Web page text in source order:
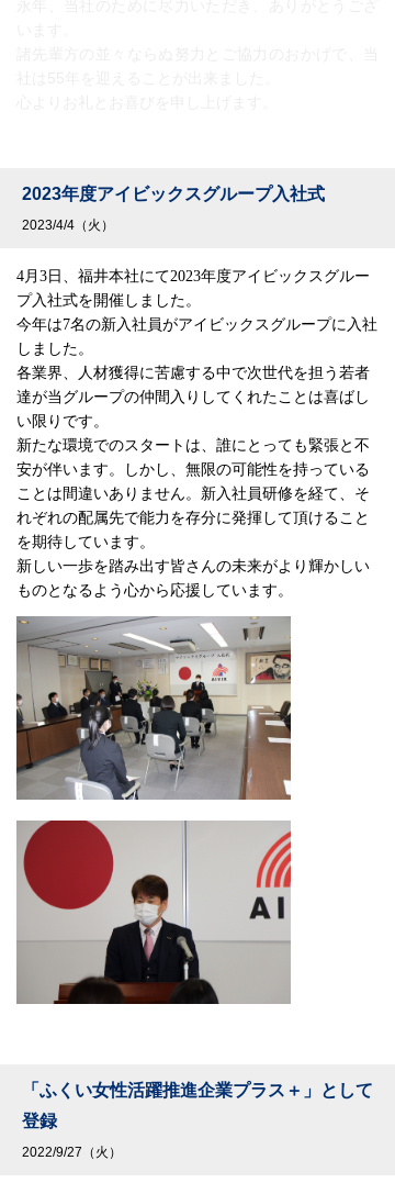
2023年度アイビックスグループ入社式
2023/4/4（火）
4月3日、福井本社にて2023年度アイビックスグルー
プ入社式を開催しました。
今年は7名の新入社員がアイビックスグループに入社
しました。
各業界、人材獲得に苦慮する中で次世代を担う若者
達が当グループの仲間入りしてくれたことは喜ばし
い限りです。
新たな環境でのスタートは、誰にとっても緊張と不
安が伴います。しかし、無限の可能性を持っている
ことは間違いありません。新入社員研修を経て、そ
れぞれの配属先で能力を存分に発揮して頂けること
を期待しています。
新しい一歩を踏み出す皆さんの未来がより輝かしい
ものとなるよう心から応援しています。
「ふくい女性活躍推進企業プラス＋」として
登録
2022/9/27（火）